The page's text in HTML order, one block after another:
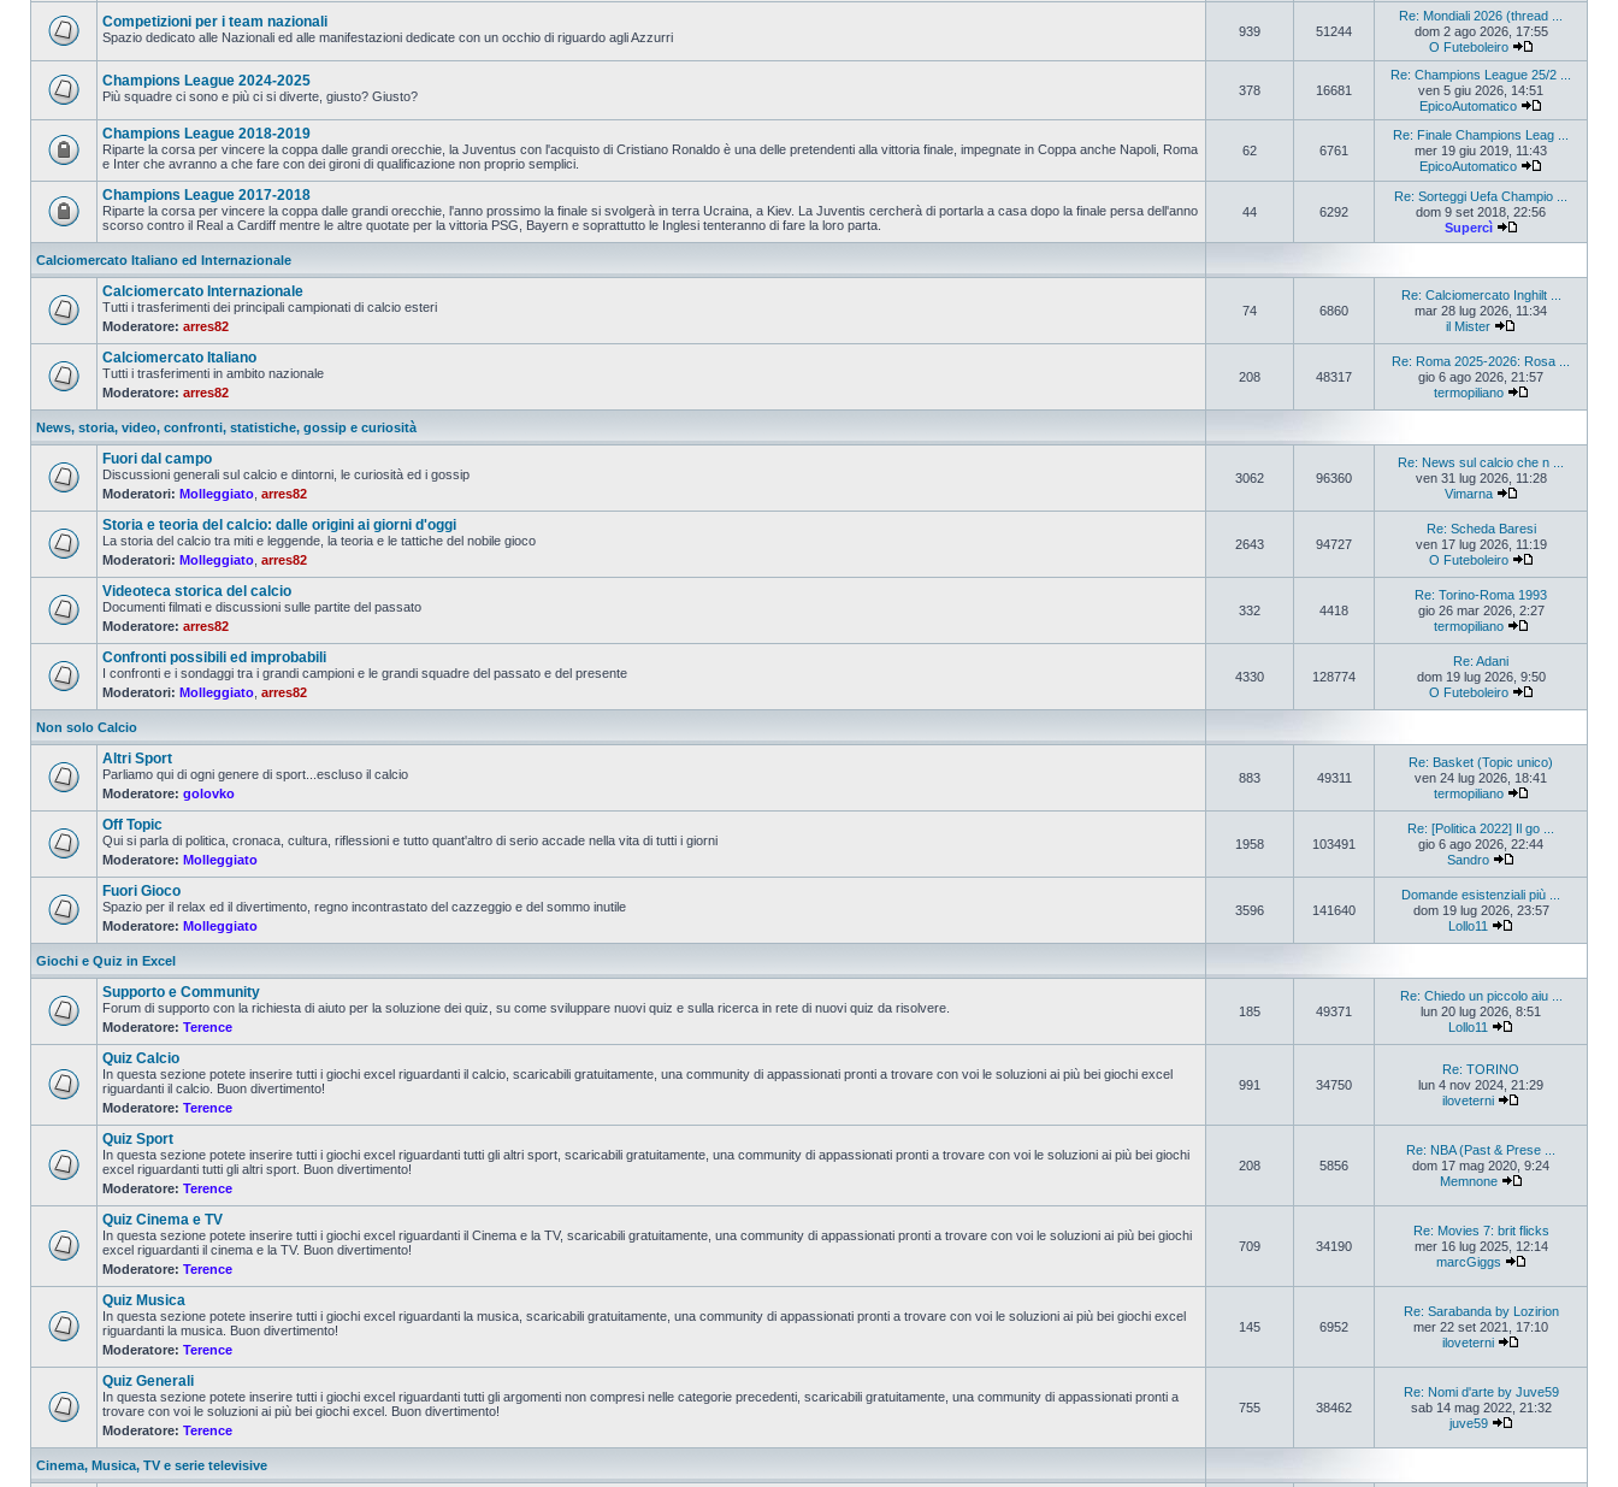
Competizioni per i team nazionali
Spazio dedicato alle Nazionali ed alle manifestazioni dedicate con un occhio di riguardo agli Azzurri 939 51244
Re: Mondiali 2026 (thread ...
dom 2 ago 2026, 17:55
O Futeboleiro
Champions League 2024-2025
Più squadre ci sono e più ci si diverte, giusto? Giusto? 378 16681
Re: Champions League 25/2 ...
ven 5 giu 2026, 14:51
EpicoAutomatico
Champions League 2018-2019
Riparte la corsa per vincere la coppa dalle grandi orecchie, la Juventus con l'acquisto di Cristiano Ronaldo è una delle pretendenti alla vittoria finale, impegnate in Coppa anche Napoli, Roma
e Inter che avranno a che fare con dei gironi di qualificazione non proprio semplici.
62 6761
Re: Finale Champions Leag ...
mer 19 giu 2019, 11:43
EpicoAutomatico
Champions League 2017-2018
Riparte la corsa per vincere la coppa dalle grandi orecchie, l'anno prossimo la finale si svolgerà in terra Ucraina, a Kiev. La Juventis cercherà di portarla a casa dopo la finale persa dell'anno
scorso contro il Real a Cardiff mentre le altre quotate per la vittoria PSG, Bayern e soprattutto le Inglesi tenteranno di fare la loro parta.
44 6292
Re: Sorteggi Uefa Champio ...
dom 9 set 2018, 22:56
Supercì
Calciomercato Italiano ed Internazionale
Calciomercato Internazionale
Tutti i trasferimenti dei principali campionati di calcio esteri
Moderatore: arres82
74 6860
Re: Calciomercato Inghilt ...
mar 28 lug 2026, 11:34
il Mister
Calciomercato Italiano
Tutti i trasferimenti in ambito nazionale
Moderatore: arres82
208 48317
Re: Roma 2025-2026: Rosa ...
gio 6 ago 2026, 21:57
termopiliano
News, storia, video, confronti, statistiche, gossip e curiosità
Fuori dal campo
Discussioni generali sul calcio e dintorni, le curiosità ed i gossip
Moderatori: Molleggiato arres82
3062 96360
Re: News sul calcio che n ...
ven 31 lug 2026, 11:28
Vimarna
Storia e teoria del calcio: dalle origini ai giorni d'oggi
La storia del calcio tra miti e leggende, la teoria e le tattiche del nobile gioco
Moderatori: Molleggiato arres82
2643 94727
Re: Scheda Baresi
ven 17 lug 2026, 11:19
O Futeboleiro
Videoteca storica del calcio
Documenti filmati e discussioni sulle partite del passato
Moderatore: arres82
332 4418
Re: Torino-Roma 1993
gio 26 mar 2026, 2:27
termopiliano
Confronti possibili ed improbabili
I confronti e i sondaggi tra i grandi campioni e le grandi squadre del passato e del presente
Moderatori: Molleggiato arres82
4330 128774
Re: Adani
dom 19 lug 2026, 9:50
O Futeboleiro
Non solo Calcio
Altri Sport
Parliamo qui di ogni genere di sport...escluso il calcio
Moderatore: golovko
883 49311
Re: Basket (Topic unico)
ven 24 lug 2026, 18:41
termopiliano
Off Topic
Qui si parla di politica, cronaca, cultura, riflessioni e tutto quant'altro di serio accade nella vita di tutti i giorni
Moderatore: Molleggiato
1958 103491
Re: [Politica 2022] Il go ...
gio 6 ago 2026, 22:44
Sandro
Fuori Gioco
Spazio per il relax ed il divertimento, regno incontrastato del cazzeggio e del sommo inutile
Moderatore: Molleggiato
3596 141640
Domande esistenziali più ...
dom 19 lug 2026, 23:57
Lollo11
Giochi e Quiz in Excel
Supporto e Community
Forum di supporto con la richiesta di aiuto per la soluzione dei quiz, su come sviluppare nuovi quiz e sulla ricerca in rete di nuovi quiz da risolvere.
Moderatore: Terence
185 49371
Re: Chiedo un piccolo aiu ...
lun 20 lug 2026, 8:51
Lollo11
Quiz Calcio
In questa sezione potete inserire tutti i giochi excel riguardanti il calcio, scaricabili gratuitamente, una community di appassionati pronti a trovare con voi le soluzioni ai più bei giochi excel
riguardanti il calcio. Buon divertimento!
Moderatore: Terence
991 34750
Re: TORINO
lun 4 nov 2024, 21:29
iloveterni
Quiz Sport
In questa sezione potete inserire tutti i giochi excel riguardanti tutti gli altri sport, scaricabili gratuitamente, una community di appassionati pronti a trovare con voi le soluzioni ai più bei giochi
excel riguardanti tutti gli altri sport. Buon divertimento!
Moderatore: Terence
208 5856
Re: NBA (Past & Prese ...
dom 17 mag 2020, 9:24
Memnone
Quiz Cinema e TV
In questa sezione potete inserire tutti i giochi excel riguardanti il Cinema e la TV, scaricabili gratuitamente, una community di appassionati pronti a trovare con voi le soluzioni ai più bei giochi
excel riguardanti il cinema e la TV. Buon divertimento!
Moderatore: Terence
709 34190
Re: Movies 7: brit flicks
mer 16 lug 2025, 12:14
marcGiggs
Quiz Musica
In questa sezione potete inserire tutti i giochi excel riguardanti la musica, scaricabili gratuitamente, una community di appassionati pronti a trovare con voi le soluzioni ai più bei giochi excel
riguardanti la musica. Buon divertimento!
Moderatore: Terence
145 6952
Re: Sarabanda by Lozirion
mer 22 set 2021, 17:10
iloveterni
Quiz Generali
In questa sezione potete inserire tutti i giochi excel riguardanti tutti gli argomenti non compresi nelle categorie precedenti, scaricabili gratuitamente, una community di appassionati pronti a
trovare con voi le soluzioni ai più bei giochi excel. Buon divertimento!
Moderatore: Terence
755 38462
Re: Nomi d'arte by Juve59
sab 14 mag 2022, 21:32
juve59
Cinema, Musica, TV e serie televisive